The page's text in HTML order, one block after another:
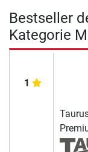
Bestseller
Kategorie
1